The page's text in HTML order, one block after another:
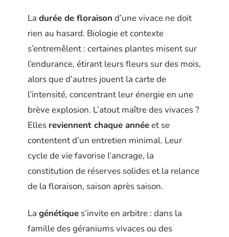
La durée de floraison d’une vivace ne doit
rien au hasard. Biologie et contexte
s’entremêlent : certaines plantes misent sur
l’endurance, étirant leurs fleurs sur des mois,
alors que d’autres jouent la carte de
l’intensité, concentrant leur énergie en une
brève explosion. L’atout maître des vivaces ?
Elles reviennent chaque annéeet se
contentent d’un entretien minimal. Leur
cycle de vie favorise l’ancrage, la
constitution de réserves solides et la relance
de la floraison, saison après saison.
La génétique s’invite en arbitre : dans la
famille des géraniums vivaces ou des